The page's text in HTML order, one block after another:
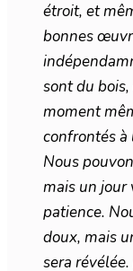
étroit, et
bonnes
sont du
moment
confrontés à
Nous
mais un jour
patience.
doux, mais
sera